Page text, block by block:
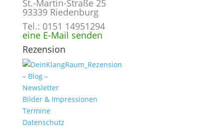
St.-Martin-Straße 25
93339 Riedenburg
Tel.: 0151 14951294
eine E-Mail senden
Rezension
– Blog –
Newsletter
Bilder & Impressionen
Termine
Datenschutz